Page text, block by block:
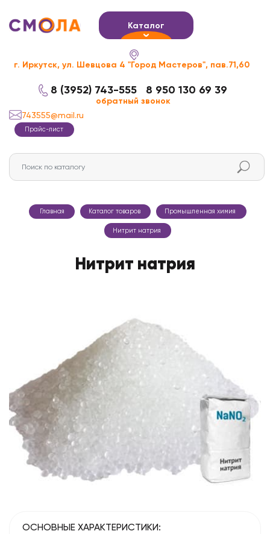
Каталог
г. Иркутск, ул. Шевцова 4 "Город Мастеров", пав.71,60
8 (3952) 743-555 8 950 130 69 39
обратный звонок
743555@mail.ru
Прайс-лист
Главная Каталог товаров Промышленная химия
Нитрит натрия
Нитрит натрия
ОСНОВНЫЕ ХАРАКТЕРИСТИКИ: